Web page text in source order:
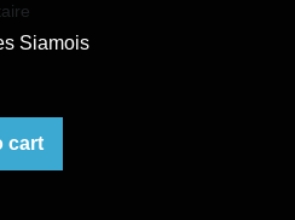
Siamois
cart